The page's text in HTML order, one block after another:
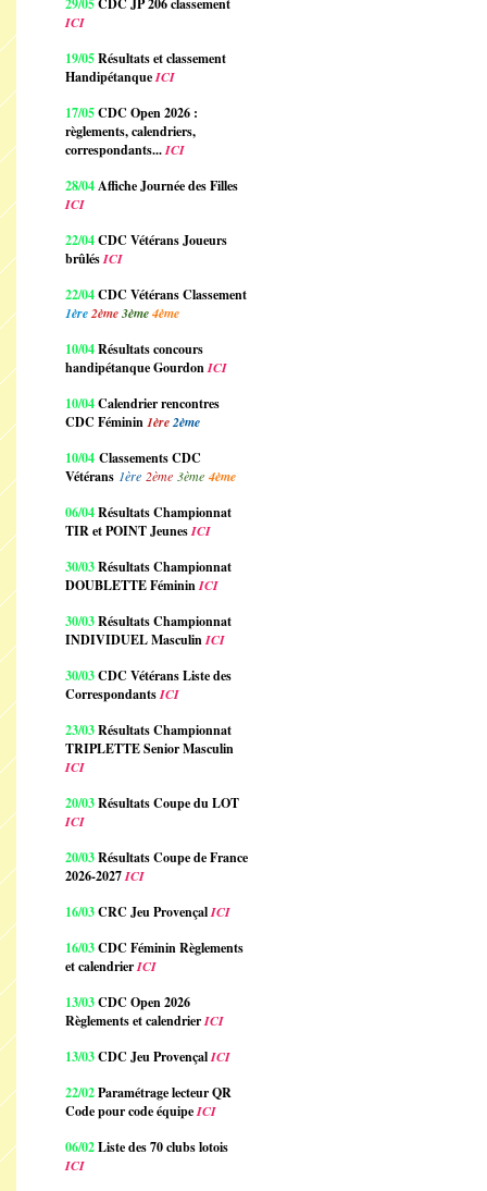
29/05CDC JP 206 classement
ICI
19/05Résultats et classement
HandipétanqueICI
17/05CDC Open 2026 :
règlements, calendriers,
correspondants...ICI
28/04Affiche Journée des Filles
ICI
22/04CDC Vétérans Joueurs
brûlésICI
22/04CDC Vétérans Classement
1ère2ème3ème4ème
10/04Résultats concours
handipétanque GourdonICI
10/04Calendrier rencontres
CDC Féminin1ère2ème
10/04 Classements CDC
Vétérans 1ère 2ème 3ème 4ème
06/04Résultats Championnat
TIR et POINT JeunesICI
30/03Résultats Championnat
DOUBLETTE FémininICI
30/03Résultats Championnat
INDIVIDUEL MasculinICI
30/03CDC Vétérans Liste des
CorrespondantsICI
23/03Résultats Championnat
TRIPLETTE Senior Masculin
ICI
20/03Résultats Coupe du LOT
ICI
20/03Résultats Coupe de France
2026-2027ICI
16/03CRC Jeu ProvençalICI
16/03CDC Féminin Règlements
et calendrierICI
13/03CDC Open 2026
Règlements et calendrierICI
13/03CDC Jeu ProvençalICI
22/02Paramétrage lecteur QR
Code pour code équipeICI
06/02Liste des 70 clubs lotois
ICI